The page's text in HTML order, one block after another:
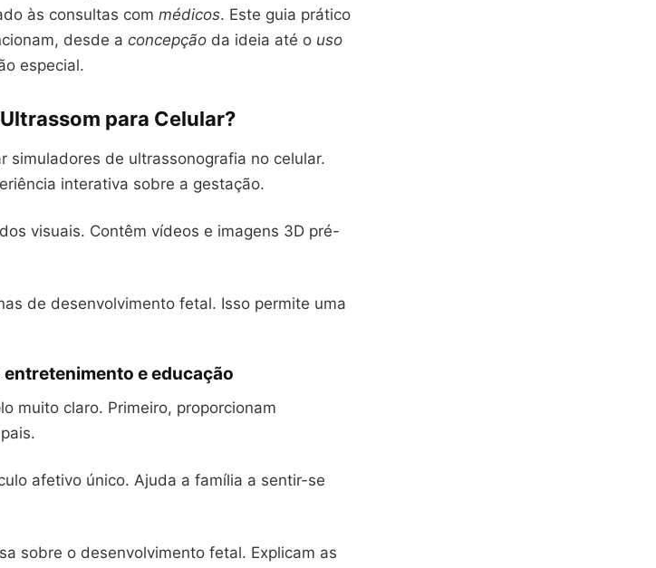
às consultas com médicos. Este guia prático
desde a concepção da ideia até o uso
especial.
para Celular?
simuladores de ultrassonografia no celular.
interativa sobre a gestação.
visuais. Contêm vídeos e imagens 3D pré-
de desenvolvimento fetal. Isso permite uma
e educação
muito claro. Primeiro, proporcionam
afetivo único. Ajuda a família a sentir-se
sobre o desenvolvimento fetal. Explicam as